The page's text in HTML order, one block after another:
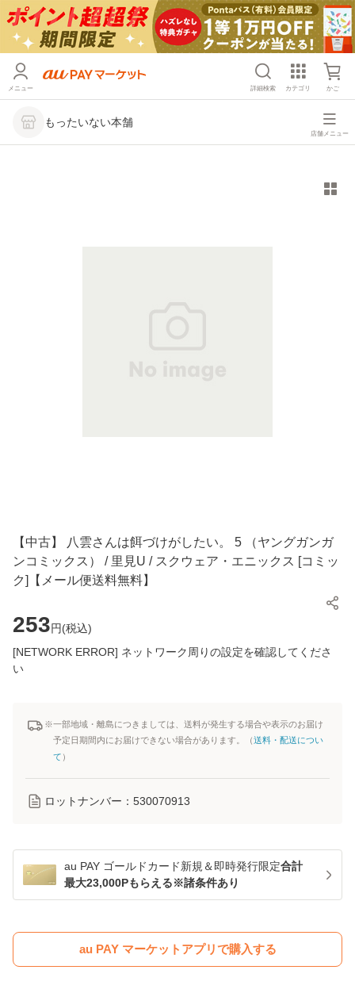
メニュー 詳細検索 カテゴリ かご
もったいない本舗
店舗メニュー
【中古】 八雲さんは餌づけがしたい。 5 （ヤングガンガ
ンコミックス） / 里見U / スクウェア・エニックス [コミッ
ク]【メール便送料無料】
253円(税込)
[NETWORK ERROR] ネットワーク周りの設定を確認してくださ
い
※一部地域・離島につきましては、送料が発生する場合や表示のお届け
予定日期間内にお届けできない場合があります。（送料・配送につい
て ）
ロットナンバー： 530070913
au PAY ゴールドカード新規＆即時発行限定合計
最大23,000Pもらえる※諸条件あり
au PAY マーケットアプリで購入する